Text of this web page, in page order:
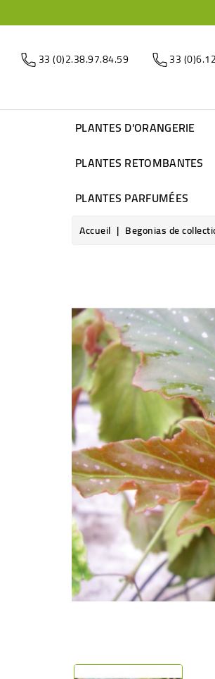
33 (0)2.38.97.84.59 33
PLANTES D'ORANGERIE
PLANTES RETOMBANTES
PLANTES PARFUMÉES
Accueil Begonias de